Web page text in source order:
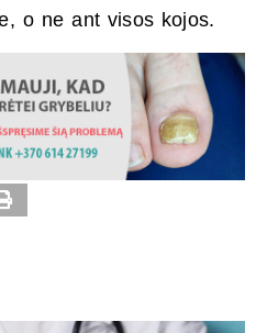
o ne ant visos kojos.